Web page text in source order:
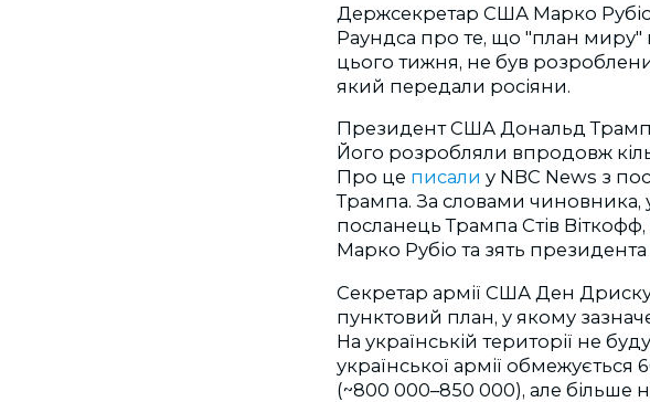
Держсекретар США Марко
Раундса про те, що "план миру"
цього тижня, не був
який передали росіяни.
Президент США Дональд Трамп
Його розробляли впродовж
Про це писали у NBC News з
Трампа. За словами чиновника,
посланець Трампа Стів
Марко Рубіо та зять
Секретар армії США Ден
пунктовий план, у якому
На українській території не
української армії
(~800 000–850 000), але більше